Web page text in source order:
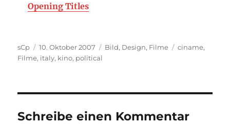
Opening Titles
Autor
sCp
Veröffentlicht
am
10. Oktober 2007 Kategorien
Bild, Design, Filme Schlagwörter
ciname,
Filme, italy, kino, political
Schreibe einen Kommentar